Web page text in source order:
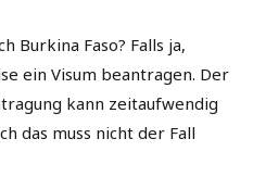
Burkina Faso? Falls ja,
ein Visum beantragen. Der
kann zeitaufwendig
das muss nicht der Fall